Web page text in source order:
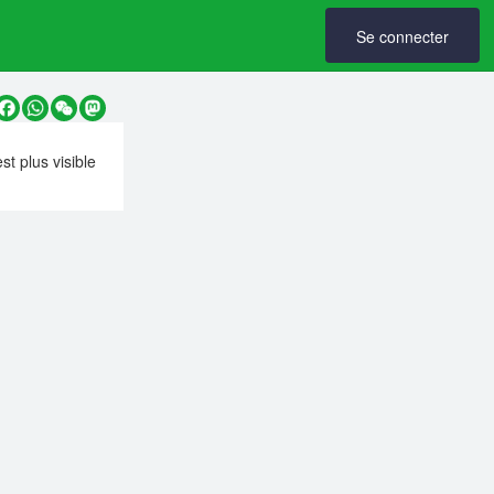
Se connecter
Facebook
WhatsApp
WeChatMastodon
plus visible